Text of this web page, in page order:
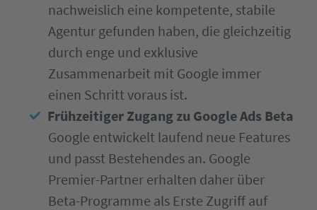
nachweislich eine kompetente, stabile
Agentur gefunden haben, die gleichzeitig
durch enge und exklusive
Zusammenarbeit mit Google immer
einen Schritt voraus ist.
Frühzeitiger Zugang zu Google Ads Beta
Google entwickelt laufend neue Features
und passt Bestehendes an. Google
Premier-Partner erhalten daher über
Beta-Programme als Erste Zugriff auf